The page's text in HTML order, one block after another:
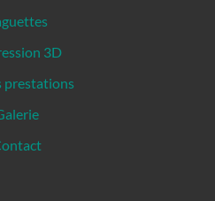
3D
prestations